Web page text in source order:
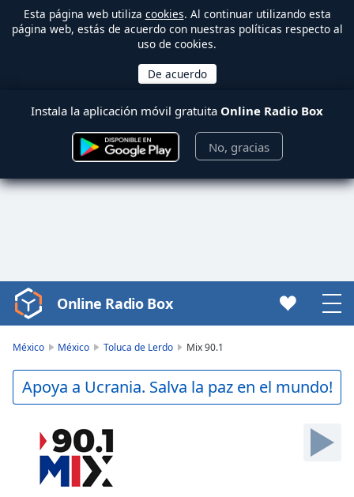
Esta página web utiliza cookies. Al continuar utilizando esta
página web, estás de acuerdo con nuestras políticas respecto al
uso de cookies.
Instala la aplicación móvil gratuita Online Radio Box
No, gracias
Video
Player
Play
Video
Backward
Online Radio Box
México México Toluca de Lerdo Mix 90.1
Apoya a Ucrania. Salva la paz en el mundo!